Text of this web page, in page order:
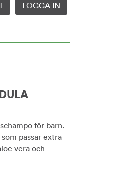
LOGGA IN
för barn.
passar extra
vera och